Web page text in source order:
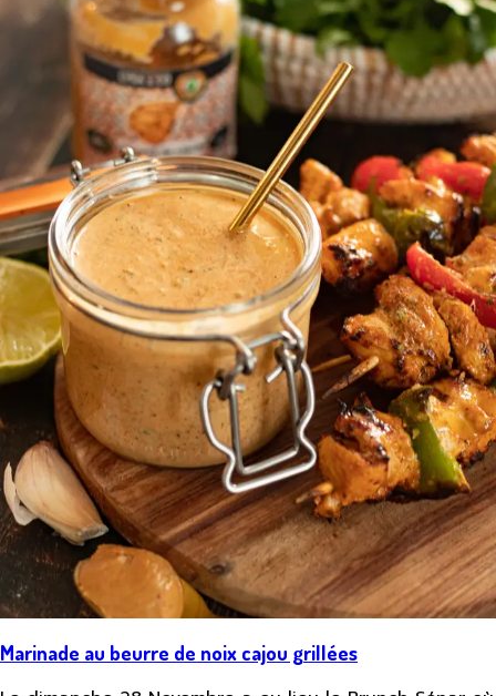
Marinade au beurre de noix cajou grillées